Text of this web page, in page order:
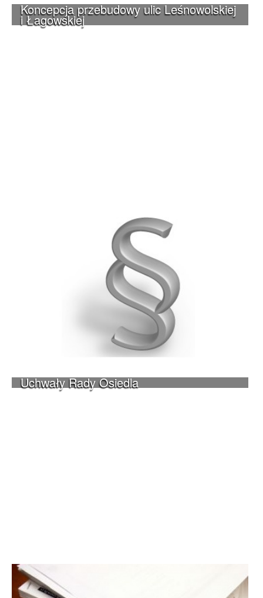
Koncepcja przebudowy ulic Leśnowolskiej
i Łagowskiej
Uchwały Rady Osiedla